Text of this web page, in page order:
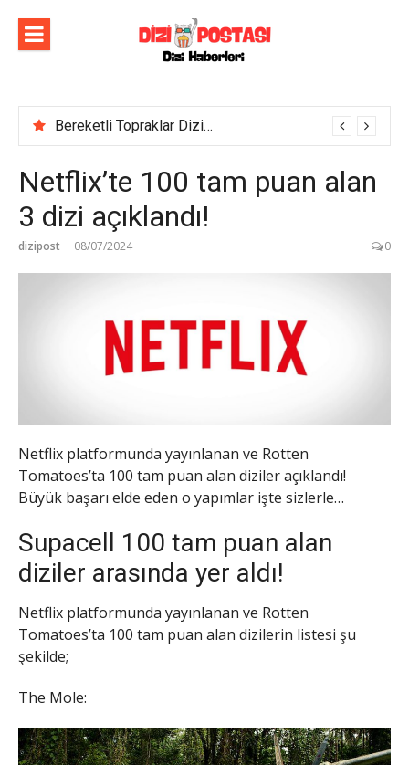
Bereketli Topraklar Dizisinin İlk Tanıtım Fragmanı Yayımlandı! Yeni dizi yakında Show TV’de başlıyor!
Netflix’te 100 tam puan alan
3 dizi açıklandı!
dizipost 08/07/2024 0
Netflix platformunda yayınlanan ve Rotten
Tomatoes’ta 100 tam puan alan diziler açıklandı!
Büyük başarı elde eden o yapımlar işte sizlerle…
Supacell 100 tam puan alan
diziler arasında yer aldı!
Netflix platformunda yayınlanan ve Rotten
Tomatoes’ta 100 tam puan alan dizilerin listesi şu
şekilde;
The Mole: